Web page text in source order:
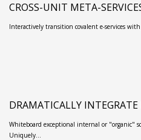
CROSS-UNIT META-
Interactively transition covalent e-services
DRAMATICALLY INTEGRATE
Whiteboard exceptional internal or "organic"
Uniquely…